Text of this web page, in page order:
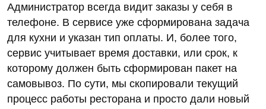
Администратор всегда видит заказы у себя в
телефоне. В сервисе уже сформирована задача
для кухни и указан тип оплаты. И, более того,
сервис учитывает время доставки, или срок, к
которому должен быть сформирован пакет на
самовывоз. По сути, мы скопировали текущий
процесс работы ресторана и просто дали новый